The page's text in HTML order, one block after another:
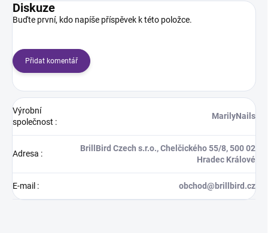
Diskuze
Buďte první, kdo napíše příspěvek k této položce.
Přidat komentář
Výrobní
společnost :
MarilyNails
Adresa :
BrillBird Czech s.r.o., Chelčického 55/8, 500 02
Hradec Králové
E-mail : obchod@brillbird.cz